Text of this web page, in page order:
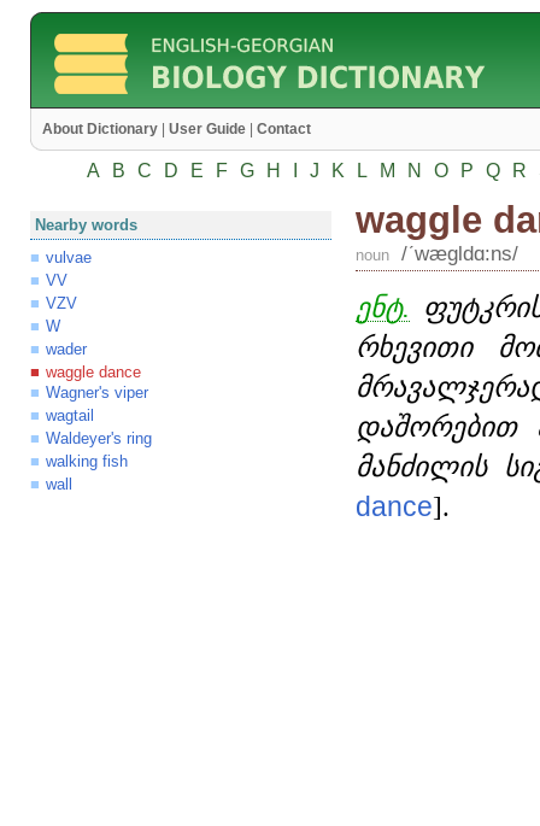
About Dictionary User Guide Contact
A B C D E F G H J K L M N O P Q R
Nearby words
vulvae
VV
VZV
W
wader
waggle dance
Wagner's viper
wagtail
Waldeyer's ring
walking fish
wall
waggle
noun /ʹwægldɑ:ns/
ენტ.
რხევითი
დაშორებით
მანძილის
dance].